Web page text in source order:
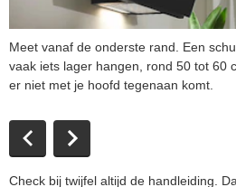
Meet vanaf de onderste rand. Een
vaak iets lager hangen, rond 50 tot 60
er niet met je hoofd tegenaan komt.
Check bij twijfel altijd de handleiding.